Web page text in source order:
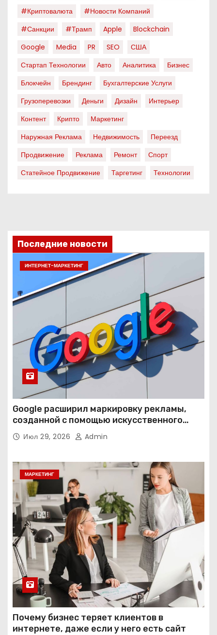
#криптовалюта
#новости Компаний
#санкции
#трамп Apple
Blockchain
Google
Media PR SEO
США
Стартап Технологии
Авто Аналитика
Бизнес
Блокчейн
Брендинг
Бухгалтерские Услуги
Грузоперевозки
Деньги Дизайн
Интерьер
Контент
Крипто
Маркетинг
Наружная Реклама
Недвижимость
Переезд
Продвижение
Реклама Ремонт
Спорт
Статейное Продвижение
Таргетинг Технологии
Последние новости
ИНТЕРНЕТ-МАРКЕТИНГ
Google расширил маркировку рекламы,
созданной с помощью искусственного
интеллекта
Июл 29, 2026 Admin
МАРКЕТИНГ
Почему бизнес теряет клиентов в
интернете, даже если у него есть сайт